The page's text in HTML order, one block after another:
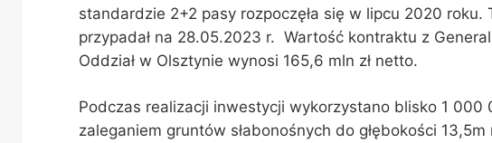
standardzie 2+2 pasy rozpoczęła się w lipcu 2020
przypadał na 28.05.2023 r. Wartość kontraktu z
Oddział w Olsztynie wynosi ‎‎165,6 mln zł netto.‎
Podczas realizacji inwestycji wykorzystano blisko 1
zaleganiem gruntów słabonośnych do ‎głębokości